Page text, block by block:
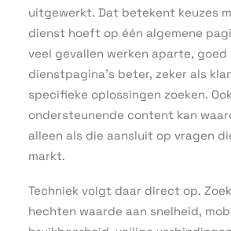
uitgewerkt. Dat betekent keuzes
dienst hoeft op één algemene
veel gevallen werken aparte,
dienstpagina’s beter, zeker als
specifieke oplossingen zoeken.
ondersteunende content kan
alleen als die aansluit op vragen
markt.
Techniek volgt daar direct op.
hechten waarde aan snelheid,